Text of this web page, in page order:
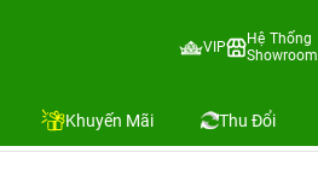
VIP
Hệ Thống
Showroom
Khuyến Mãi Thu Đổi